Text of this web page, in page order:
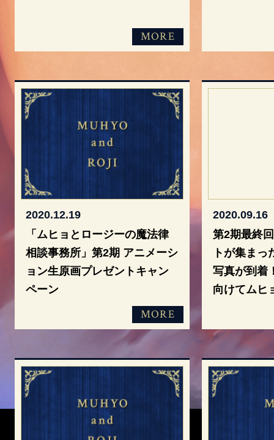
MORE
2020.12.19
「ムヒョとロージーの魔法律
相談事務所」第2期 アニメーシ
ョン生原画プレゼントキャン
ペーン
MORE
2020.09.16
第2期最終
トが集ま
写真が到着
向けてムヒ